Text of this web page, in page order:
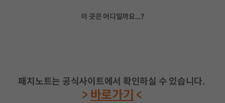
이 곳은 어디일까요...?
패치노트는 공식사이트에서 확인하실 수 있습니다.
> 바로가기 <